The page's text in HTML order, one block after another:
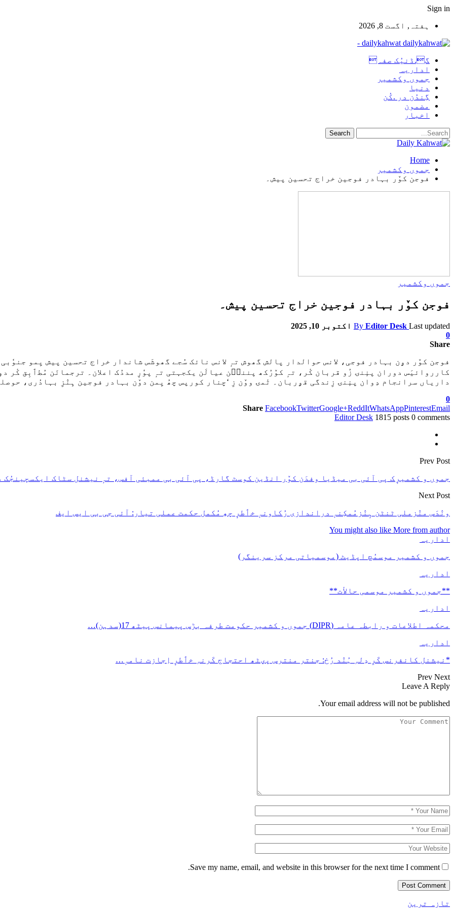
Sign in
ہفتہ, اگست 8, 2026
dailykahwat -
گ.ڈنیُک صفہ
اداریہ
جموں وکشمیر
دنیا
گِندُن در .کُن
مضمون
اخبار
Home
جموں وکشمیر
فوجن کوٚر بہادر فوجین خراج تحسین پیش۔
جموں وکشمیر
فوجن کوٚر بہادر فوجین خراج تحسین پیش۔
By Editor Desk Last updated
اکتوبر 10, 2025
0
Share
فوجن کوٚر دۄن بہادر فوجی، لانس حوالدار پالش گھوش تہٕ لانس نائک سُجے گھوشَس شاندار خراج تحسین پیش یِمو
کارروائیَس دوران پنٕنۍ زُو قربان کٔر، تہٕ کوٚرُکھ پننٮ۪ن عیالَن یکجہتی تہٕ پوٗرٕ مددُک اعلان۔ ترجمانَن مُطٲبِق کٔر
داریاں سرانجام دِوان پنٕنۍ زِندگی قۄربان۔ تٔمۍ ووٚن زِ ‘چنار کورپس چھُ یِمن دوٚن بہادر فوجین ہِنٛزِ بہادُری،
0
Share FacebookTwitterGoogle+ReddItWhatsAppPinterestEmail
Editor Desk 1815 posts 0 comments
Prev Post
جموں و کشمیرٕک پی آئی بی میڈیا وفدَن کوٚر انڈین کوسٹ گارڈ، پی آئی بی ممبئی آفس، تہٕ نیشنل سٹاک ایکسچینجُک
Next Post
ونٛدَس منٛزملی ٹنٹن ہٕنٛزمُمکِنہٕ دراندازی رُکاونہٕ خٲطرٕ چھِ مُکمل حکمت عملی تیار: آئی جی بی ایس ایف
You might also like More from author
اداریہ
جموں و کشمیر موسمُچ اپڈیٹ (موسمیاتی مرکز سرینگر)
اداریہ
**جموں و كشمیر موسمی حالأت**
اداریہ
محکمہ اطلاعات و رابطہ عامہ (DIPR) جموں و کشمیر حکومت طرفہ بڑس پیمانس پیٹھ 17(سدہن)…
اداریہ
*نیشنل کانفرنس کَرِ دِلہِ ہُنٛد رُخ: جنتر منترس پؠٹھ احتجاج کَرنہِ خٲطرٕ اِجازت نامہٕ…
Prev Next
Leave A Reply
Your email address will not be published.
Save my name, email, and website in this browser for the next time I comment.
تازہ ترین